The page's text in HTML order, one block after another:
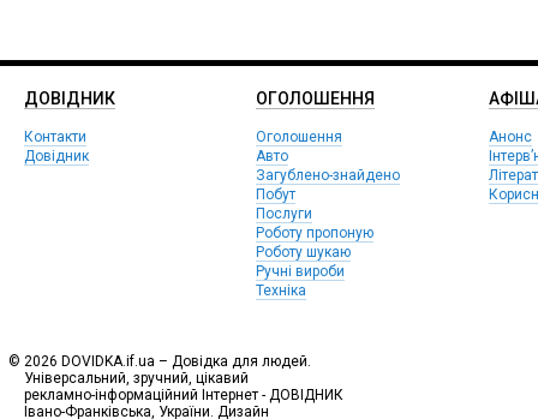
ДОВІДНИК
Контакти
Довідник
ОГОЛОШЕННЯ
Оголошення
Авто
Загублено-знайдено
Побут
Послуги
Роботу пропоную
Роботу шукаю
Ручні вироби
Техніка
Анонс
© 2026 DOVIDKA.if.ua – Довідка для людей.
Універсальний, зручний, цікавий
рекламно-інформаційний Інтернет - ДОВІДНИК
Івано-Франківська, України. Дизайн